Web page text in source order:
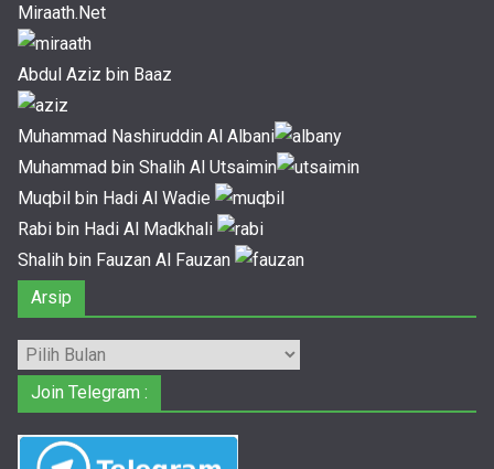
Miraath.Net
Abdul Aziz bin Baaz
Muhammad Nashiruddin Al Albani
Muhammad bin Shalih Al Utsaimin
Muqbil bin Hadi Al Wadie
Rabi bin Hadi Al Madkhali
Shalih bin Fauzan Al Fauzan
Arsip
Arsip
Join Telegram :